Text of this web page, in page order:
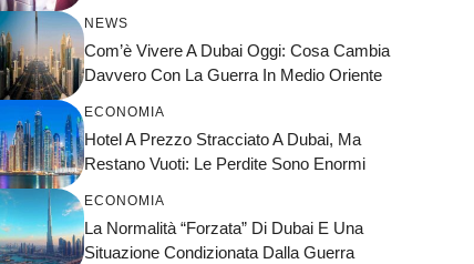
NEWS
Com’è Vivere A Dubai Oggi: Cosa Cambia
Davvero Con La Guerra In Medio Oriente
ECONOMIA
Hotel A Prezzo Stracciato A Dubai, Ma
Restano Vuoti: Le Perdite Sono Enormi
ECONOMIA
La Normalità “forzata” Di Dubai E Una
Situazione Condizionata Dalla Guerra